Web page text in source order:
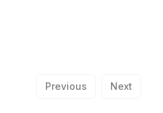
Previous Next